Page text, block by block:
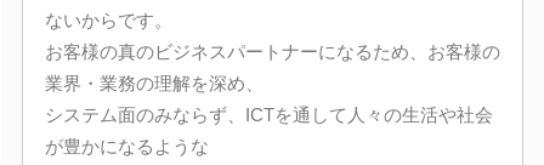
ないからです。
お客様の真のビジネスパートナーになるため、お客様の
業界・業務の理解を深め、
システム面のみならず、ICTを通して人々の生活や社会
が豊かになるような